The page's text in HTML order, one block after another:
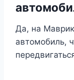
Да, на
автомобиль,